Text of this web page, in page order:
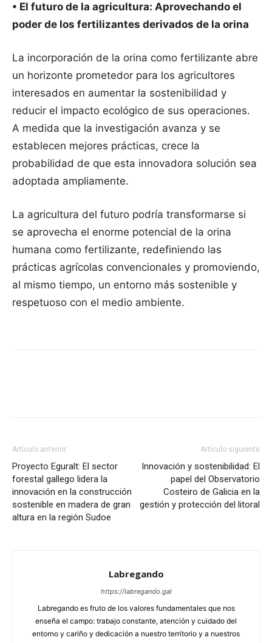
• El futuro de la agricultura: Aprovechando el
poder de los fertilizantes derivados de la orina
La incorporación de la orina como fertilizante abre
un horizonte prometedor para los agricultores
interesados en aumentar la sostenibilidad y
reducir el impacto ecológico de sus operaciones.
A medida que la investigación avanza y se
establecen mejores prácticas, crece la
probabilidad de que esta innovadora solución sea
adoptada ampliamente.
La agricultura del futuro podría transformarse si
se aprovecha el enorme potencial de la orina
humana como fertilizante, redefiniendo las
prácticas agrícolas convencionales y promoviendo,
al mismo tiempo, un entorno más sostenible y
respetuoso con el medio ambiente.
Artículo anterior
Proyecto Eguralt: El sector
forestal gallego lidera la
innovación en la construcción
sostenible en madera de gran
altura en la región Sudoe
Artículo siguiente
Innovación y sostenibilidad: El
papel del Observatorio
Costeiro de Galicia en la
gestión y protección del litoral
Labregando
https://labregando.gal
Labregando es fruto de los valores fundamentales que nos
enseña el campo: trabajo constante, atención y cuidado del
entorno y cariño y dedicación a nuestro territorio y a nuestros